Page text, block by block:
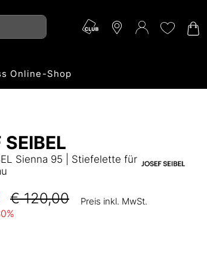
Online-Shop
Sienna 95 | Stiefelette für
€ 120,00 Preis inkl. MwSt.
%